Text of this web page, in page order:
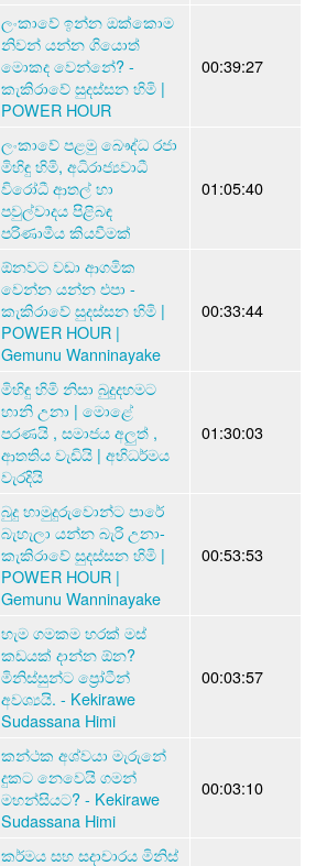
ලංකාවේ ඉන්න ඔක්කොම
නිවන් යන්න ගියොත්
මොකද වෙන්නේ? -
කැකිරාවේ සුදස්සන හිමි |
POWER HOUR
00:39:27
ලංකාවේ පළමු බෞද්ධ රජා
මිහිඳු හිමි, අධිරාජ්‍යවාධී
විරෝධී ආතල් හා
පවුල්වාදය පිළිබඳ
පරිණාමීය කියවීමක්
01:05:40
ඕනවට වඩා ආගමික
වෙන්න යන්න එපා -
කැකිරාවේ සුදස්සන හිමි |
POWER HOUR |
Gemunu Wanninayake
00:33:44
මිහිඳු හිමි නිසා බුදුදහමට
හානි උනා | මොළේ
පරණයි , සමාජය අලුත් ,
ආතතිය වැඩියි | අභිධර්මය
වැරදියි
01:30:03
බුදු හාමුදුරුවොන්ට පාරේ
බැහැලා යන්න බැරි උනා-
කැකිරාවේ සුදස්සන හිමි |
POWER HOUR |
Gemunu Wanninayake
00:53:53
හැම ගමකම හරක් මස්
කඩයක් දාන්න ඕන?
මිනිස්සුන්ට ප්‍රෝටීන්
අවශ්‍යයි. - Kekirawe
Sudassana Himi
00:03:57
කන්ථක අශ්වයා මැරුනේ
දුකට නෙවෙයි ගමන්
මහන්සියට? - Kekirawe
Sudassana Himi
00:03:10
කර්මය සහ සදාචාරය මිනිස්